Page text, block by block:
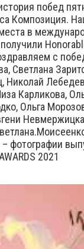
побед
Композиция.
в
с
Светлана
Николай
Карликова,
Ольга
фотографии
2021